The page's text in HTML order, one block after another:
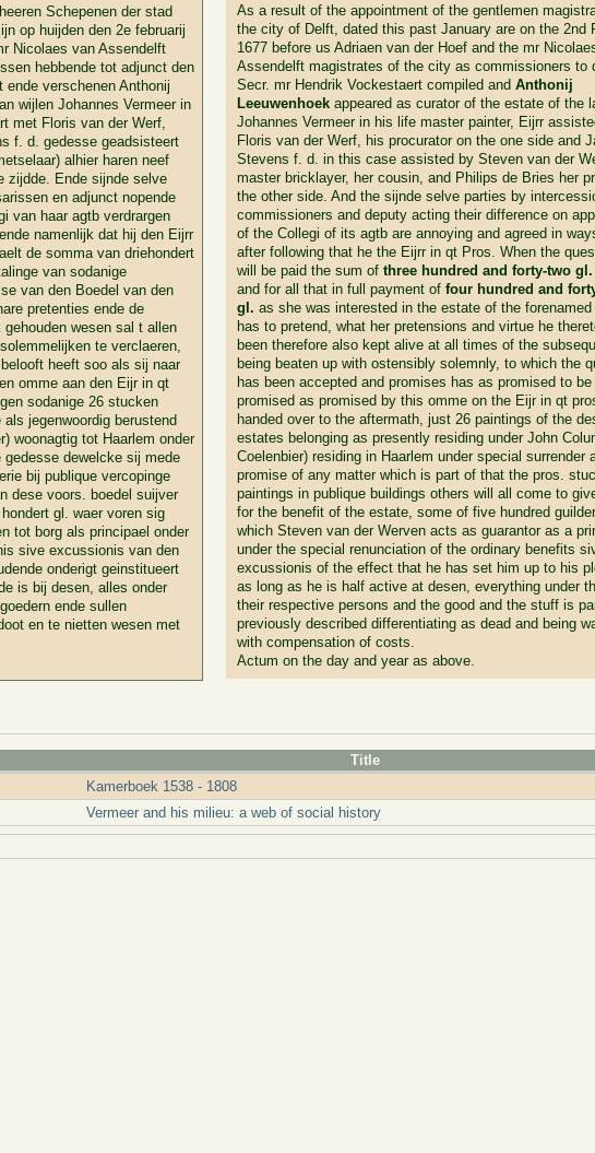
Schepenen der stad
op huijden den 2e februarij
Nicolaes van Assendelft
hebbende tot adjunct den
verschenen Anthonij
wijlen Johannes Vermeer in
met Floris van der Werf,
f. d. gedesse geadsisteert
alhier haren neef
zijdde. Ende sijnde selve
en adjunct nopende
van haar agtb verdrargen
namenlijk dat hij den Eijrr
de somma van driehondert
van sodanige
van den Boedel van den
pretenties ende de
wesen sal t allen
te verclaeren,
heeft soo als sij naar
omme aan den Eijr in qt
sodanige 26 stucken
jegenwoordig berustend
woonagtig tot Haarlem onder
dewelcke sij mede
bij publique vercopinge
dese voors. boedel suijver
gl. waer voren sig
tot borg als principael onder
sive excussionis van den
onderigt geinstitueert
is bij desen, alles onder
ende sullen
en te nietten wesen met
As a result of the appointment of the gentlemen
the city of Delft, dated this past January are on the 2nd
1677 before us Adriaen van der Hoef and the mr
Assendelft magistrates of the city as commissioners to
Secr. mr Hendrik Vockestaert compiled and Anthonij
Leeuwenhoekappeared as curator of the estate of the
Johannes Vermeer in his life master painter, Eijrr
Floris van der Werf, his procurator on the one side and
Stevens f. d. in this case assisted by Steven van der
master bricklayer, her cousin, and Philips de Bries her
the other side. And the sijnde selve parties by
commissioners and deputy acting their difference on
of the Collegi of its agtb are annoying and agreed in
after following that he the Eijrr in qt Pros. When the
will be paid the sum of three hundred and forty-two gl.
and for all that in full payment of four hundred and
gl. as she was interested in the estate of the forenamed
has to pretend, what her pretensions and virtue he
been therefore also kept alive at all times of the
being beaten up with ostensibly solemnly, to which the
has been accepted and promises has as promised to be
promised as promised by this omme on the Eijr in qt
handed over to the aftermath, just 26 paintings of the
estates belonging as presently residing under John
Coelenbier) residing in Haarlem under special surrender
promise of any matter which is part of that the pros.
paintings in publique buildings others will all come to
for the benefit of the estate, some of five hundred
which Steven van der Werven acts as guarantor as a
under the special renunciation of the ordinary benefits
excussionis of the effect that he has set him up to his
as long as he is half active at desen, everything under
their respective persons and the good and the stuff is
previously described differentiating as dead and being
with compensation of costs.
Actum on the day and year as above.
Title
Kamerboek 1538 - 1808
Vermeer and his milieu: a web of social history